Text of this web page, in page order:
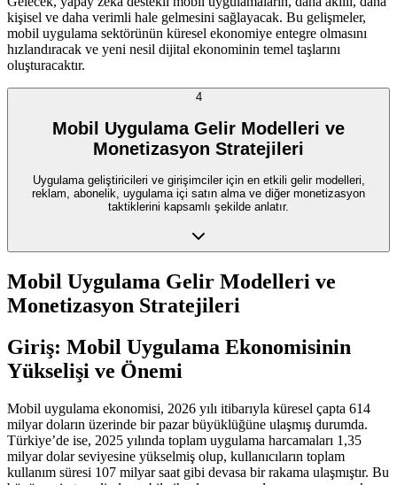
kişisel ve daha verimli hale gelmesini sağlayacak. Bu gelişmeler,
mobil uygulama sektörünün küresel ekonomiye entegre olmasını
hızlandıracak ve yeni nesil dijital ekonominin temel taşlarını
oluşturacaktır.
4
Mobil Uygulama Gelir Modelleri ve
Monetizasyon Stratejileri
Uygulama geliştiricileri ve girişimciler için en etkili gelir modelleri,
reklam, abonelik, uygulama içi satın alma ve diğer monetizasyon
taktiklerini kapsamlı şekilde anlatır.
Mobil Uygulama Gelir Modelleri ve
Monetizasyon Stratejileri
Giriş: Mobil Uygulama Ekonomisinin
Yükselişi ve Önemi
Mobil uygulama ekonomisi, 2026 yılı itibarıyla küresel çapta 614
milyar doların üzerinde bir pazar büyüklüğüne ulaşmış durumda.
Türkiye’de ise, 2025 yılında toplam uygulama harcamaları 1,35
milyar dolar seviyesine yükselmiş olup, kullanıcıların toplam
kullanım süresi 107 milyar saat gibi devasa bir rakama ulaşmıştır. Bu